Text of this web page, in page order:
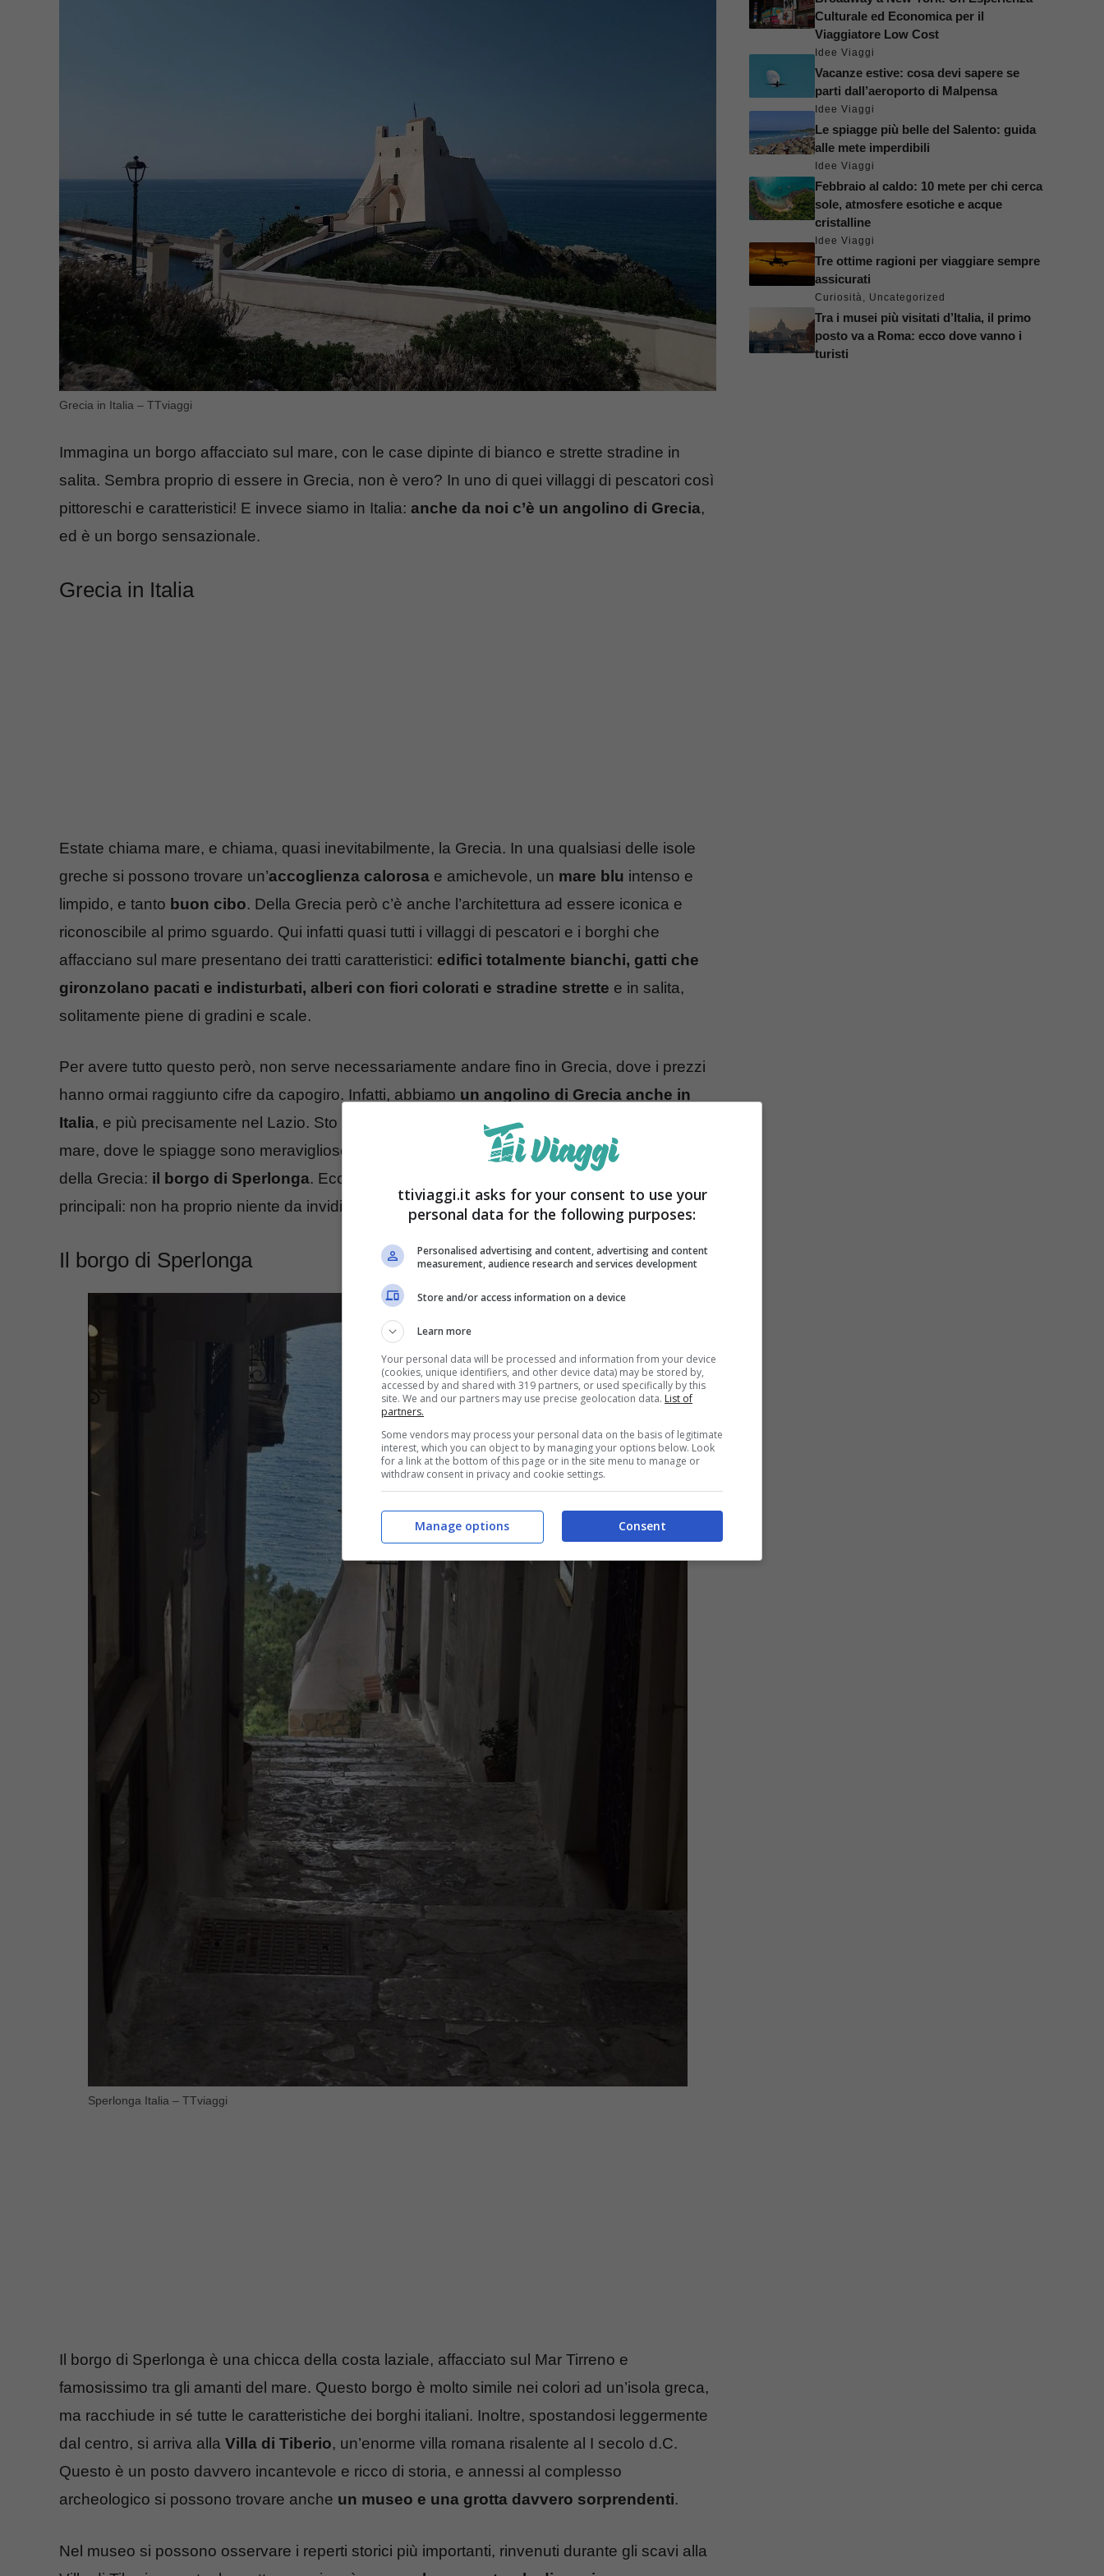
Grecia in Italia – TTviaggi
Immagina un borgo affacciato sul mare, con le case dipinte di bianco e strette stradine in
salita. Sembra proprio di essere in Grecia, non è vero? In uno di quei villaggi di pescatori così
pittoreschi e caratteristici! E invece siamo in Italia: anche da noi c’è un angolino di Grecia,
ed è un borgo sensazionale.
Grecia in Italia
Estate chiama mare, e chiama, quasi inevitabilmente, la Grecia. In una qualsiasi delle isole
greche si possono trovare un’accoglienza calorosa e amichevole, un mare blu intenso e
limpido, e tanto buon cibo. Della Grecia però c’è anche l’architettura ad essere iconica e
riconoscibile al primo sguardo. Qui infatti quasi tutti i villaggi di pescatori e i borghi che
affacciano sul mare presentano dei tratti caratteristici: edifici totalmente bianchi, gatti che
gironzolano pacati e indisturbati, alberi con fiori colorati e stradine strette e in salita,
solitamente piene di gradini e scale.
Per avere tutto questo però, non serve necessariamente andare fino in Grecia, dove i prezzi
hanno ormai raggiunto cifre da capogiro. Infatti, abbiamo un angolino di Grecia anche in
Italia, e più precisamente nel Lazio. Sto parlando di un borgo che affaccia direttamente sul
mare, dove le spiagge sono meravigliose e il centro pittoresco proprio come una cartolina
della Grecia: il borgo di Sperlonga. Ecco dove si trova e quali sono le sue caratteristiche
principali: non ha proprio niente da invidiare alla Grecia!
Il borgo di Sperlonga
Sperlonga Italia – TTviaggi
Il borgo di Sperlonga è una chicca della costa laziale, affacciato sul Mar Tirreno e
famosissimo tra gli amanti del mare. Questo borgo è molto simile nei colori ad un’isola greca,
ma racchiude in sé tutte le caratteristiche dei borghi italiani. Inoltre, spostandosi leggermente
dal centro, si arriva alla Villa di Tiberio, un’enorme villa romana risalente al I secolo d.C.
Questo è un posto davvero incantevole e ricco di storia, e annessi al complesso
archeologico si possono trovare anche un museo e una grotta davvero sorprendenti.
Nel museo si possono osservare i reperti storici più importanti, rinvenuti durante gli scavi alla
Culturale ed Economica per il
Viaggiatore Low Cost
Idee Viaggi
Vacanze estive: cosa devi sapere se
parti dall’aeroporto di Malpensa
Idee Viaggi
Le spiagge più belle del Salento: guida
alle mete imperdibili
Idee Viaggi
Febbraio al caldo: 10 mete per chi cerca
sole, atmosfere esotiche e acque
cristalline
Idee Viaggi
Tre ottime ragioni per viaggiare sempre
assicurati
Curiosità, Uncategorized
Tra i musei più visitati d’Italia, il primo
posto va a Roma: ecco dove vanno i
turisti
ttiviaggi.it asks for your consent to use your
personal data for the following purposes:
Personalised advertising and content, advertising and content
measurement, audience research and services development
Store and/or access information on a device
Learn more
Your personal data will be processed and information from your device
(cookies, unique identifiers, and other device data) may be stored by,
accessed by and shared with 319 partners, or used specifically by this
site. We and our partners may use precise geolocation data. List of
partners.
Some vendors may process your personal data on the basis of legitimate
interest, which you can object to by managing your options below. Look
for a link at the bottom of this page or in the site menu to manage or
withdraw consent in privacy and cookie settings.
Consent
Manage options